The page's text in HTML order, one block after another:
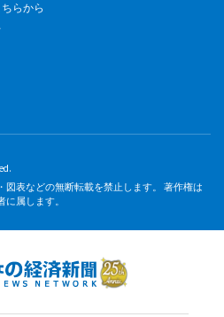
らから
図表などの無断転載を禁止します。 著作権は
属します。